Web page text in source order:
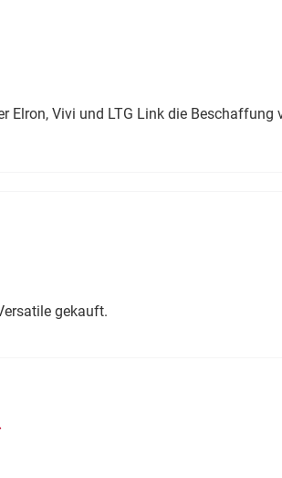
Elron, Vivi und LTG Link die Beschaffung
gekauft.